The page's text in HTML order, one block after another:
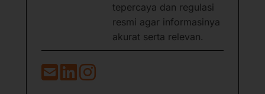
tepercaya dan regulasi
resmi agar informasinya
akurat serta relevan.